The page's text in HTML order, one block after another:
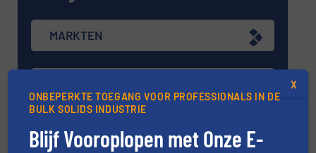
MARKTEN
TECHNIEK ZONES
ONBEPERKTE TOEGANG VOOR PROFESSIONALS IN DE
BULK SOLIDS INDUSTRIE
Blijf Vooroplopen met Onze E-
X